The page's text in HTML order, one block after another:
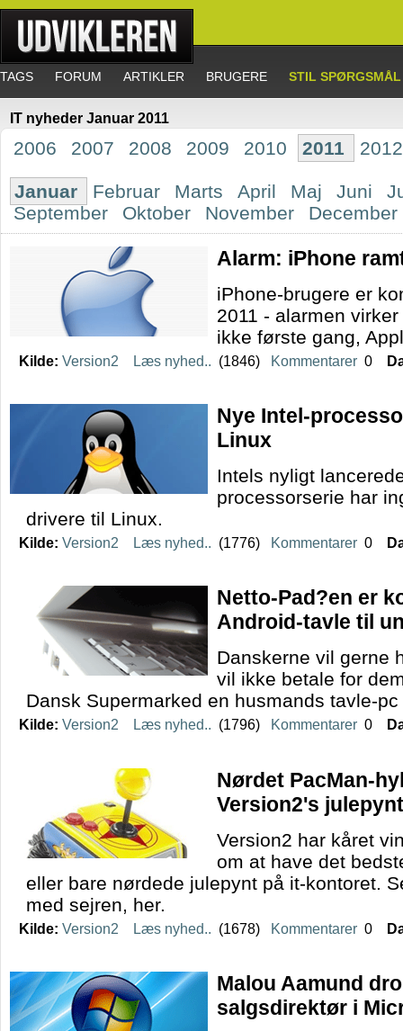
TAGS FORUM ARTIKLER BRUGERE STIL SPØRGSMÅL
IT nyheder Januar 2011
2006 2007 2008 2009 2010 2011
Januar Februar Marts April Maj Juni
September
Oktober November December
Alarm: iPhone
iPhone-brugere er
2011 - alarmen
ikke første gang,
Kilde: Version2 Læs nyhed.. (1846) Kommentarer 0
Nye Intel-
Linux
Intels nyligt
processorserie har
drivere til Linux.
Kilde: Version2 Læs nyhed.. (1776) Kommentarer 0
Netto-Pad?en er
Android-tavle til
Danskerne vil gerne
vil ikke betale for
Dansk Supermarked en husmands tavle-
Kilde: Version2 Læs nyhed.. (1796) Kommentarer 0
Nørdet PacMan-
Version2's
Version2 har kåret
om at have det
eller bare nørdede julepynt på it-kontoret.
med sejren, her.
Kilde: Version2 Læs nyhed.. (1678) Kommentarer 0
Malou Aamund
salgsdirektør i